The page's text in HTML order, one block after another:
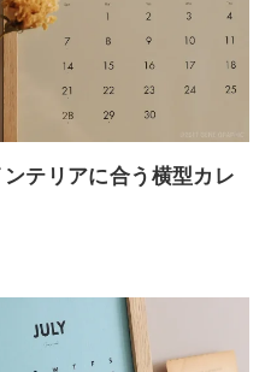
ンテリアに合う横型カレ